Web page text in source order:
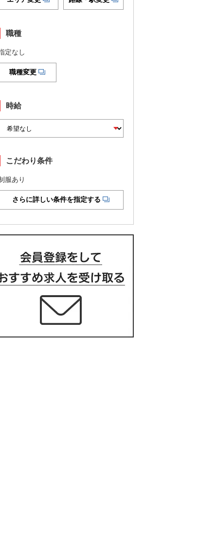
職種
定なし
職種変更
時給
こだわり条件
服あり
さらに詳しい条件を指定する